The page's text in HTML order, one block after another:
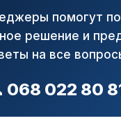
Контакты
Полная версия сайта
АРМАПРАЙМ —
материалов сайта
помогут
решение и
на все
068 022 80